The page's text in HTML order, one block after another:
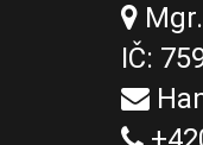
IČ: